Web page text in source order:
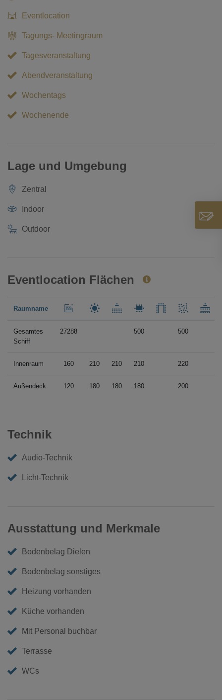
Eventlocation
Tagungs- Meetingraum
Tagesveranstaltung
Abendveranstaltung
Wochentags
Wochenende
Lage und Umgebung
Zentral
Indoor
Outdoor
Eventlocation Flächen
Raumname
Gesamtes
Schiff
27288 500 500
Innenraum 160 210 210 210 220
Außendeck 120 180 180 180 200
Technik
Audio-Technik
Licht-Technik
Ausstattung und Merkmale
Bodenbelag Dielen
Bodenbelag sonstiges
Heizung vorhanden
Küche vorhanden
Mit Personal buchbar
Terrasse
WCs